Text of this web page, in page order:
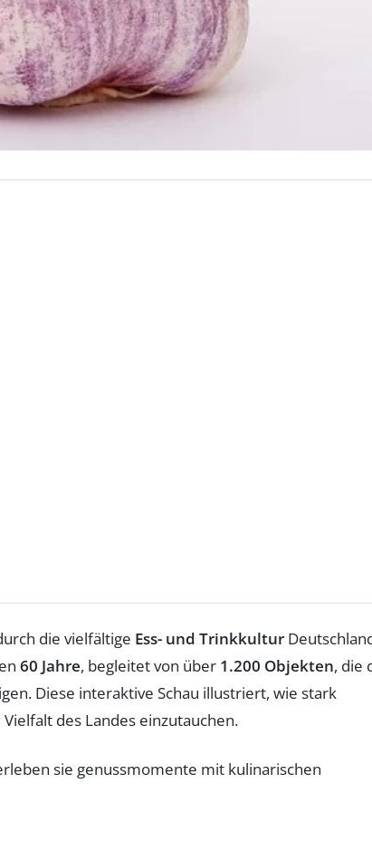
die vielfältige Ess- und Trinkkultur
60 Jahre, begleitet von über 1.200 Objekten, die
Diese interaktive Schau illustriert, wie stark
des Landes einzutauchen.